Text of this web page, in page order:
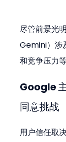
尽管前景光
Gemini）涉
和竞争压力
Google
同意挑战
用户信任取